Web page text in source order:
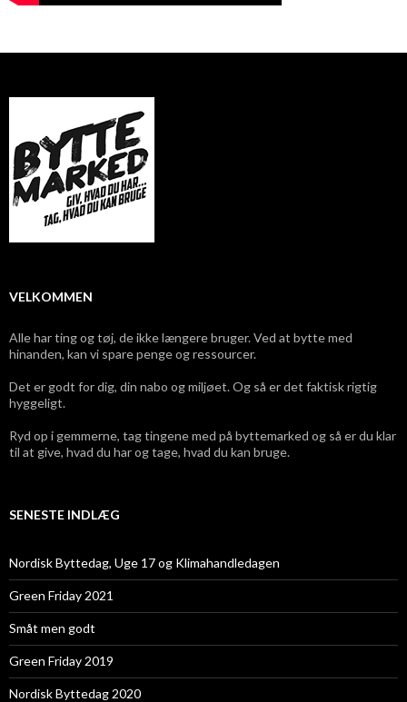
VELKOMMEN
Alle har ting og tøj, de ikke længere bruger. Ved at bytte med
hinanden, kan vi spare penge og ressourcer.
Det er godt for dig, din nabo og miljøet. Og så er det faktisk rigtig
hyggeligt.
Ryd op i gemmerne, tag tingene med på byttemarked og så er du klar
til at give, hvad du har og tage, hvad du kan bruge.
SENESTE INDLÆG
Nordisk Byttedag, Uge 17 og Klimahandledagen
Green Friday 2021
Småt men godt
Green Friday 2019
Nordisk Byttedag 2020